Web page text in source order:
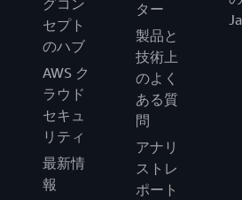
セプト
のハブ
AWS ク
ラウド
セキュ
リティ
最新情
報
ター
製品と
技術上
のよく
ある質
問
アナリ
ストレ
ポート